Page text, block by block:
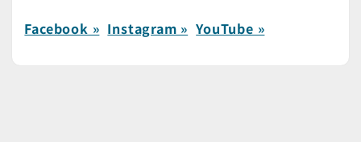
Facebook » Instagram » YouTube »